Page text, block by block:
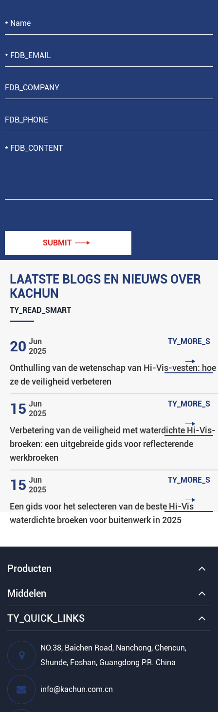
LAATSTE BLOGS EN NIEUWS OVER
KACHUN
TY_READ_SMART
20 Jun
2025
TY_MORE_S

Onthulling van de wetenschap van Hi-Vis-vesten: hoe
ze de veiligheid verbeteren
15 Jun
2025
TY_MORE_S

Verbetering van de veiligheid met waterdichte Hi-Vis-
broeken: een uitgebreide gids voor reflecterende
werkbroeken
15 Jun
2025
TY_MORE_S

Een gids voor het selecteren van de beste Hi-Vis
waterdichte broeken voor buitenwerk in 2025
SUBMIT 
Producten
Middelen
TY_QUICK_LINKS
NO.38, Baichen Road, Nanchong, Chencun,
Shunde, Foshan, Guangdong P.R. China
info@kachun.com.cn